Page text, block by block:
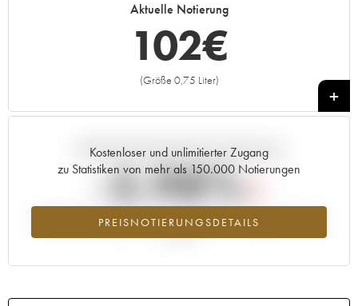
Aktuelle Notierung
102€
(Größe 0,75 Liter)
+
Kostenloser und unlimitierter Zugang
zu Statistiken von mehr als 150.000 Notierungen
PREISNOTIERUNGSDETAILS
Aktuelle Entwicklung der Preisnotierung
-5.98%
Preisabfall des Jahrgangs 1996 im Jahr 2026 im Vergleich zum Jahr